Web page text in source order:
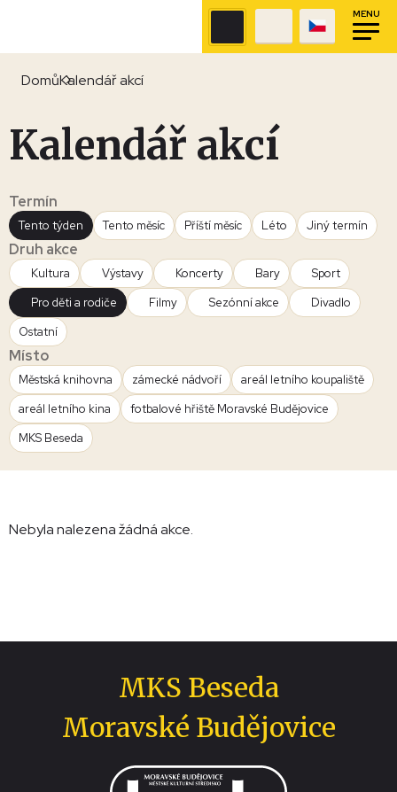
MENU
DomůKalendář akcí
Kalendář akcí
Termín
Tento týden Tento měsíc Příští měsíc Léto Jiný termín
Druh akce
Kultura Výstavy Koncerty Bary
Sport
Pro děti a rodiče
Filmy Sezónní akce
Divadlo
Ostatní
Místo
Městská knihovna zámecké nádvoří
areál letního koupaliště
areál letního kina
fotbalové hřiště Moravské Budějovice
MKS Beseda
Nebyla nalezena žádná akce.
MKS Beseda
Moravské Budějovice